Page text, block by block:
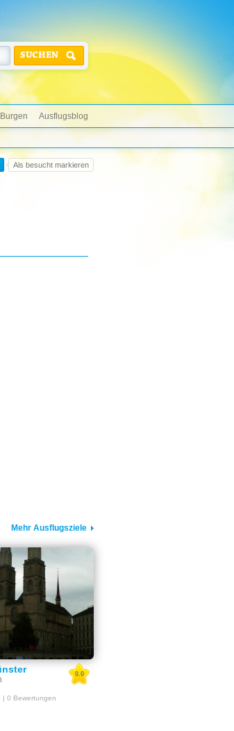
SUCHEN
Burgen Ausflugsblog
Als besucht markieren
Mehr Ausflugsziele
0.0
| 0 Bewertungen